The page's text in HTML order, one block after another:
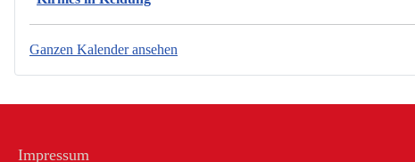
Ganzen Kalender ansehen
Impressum